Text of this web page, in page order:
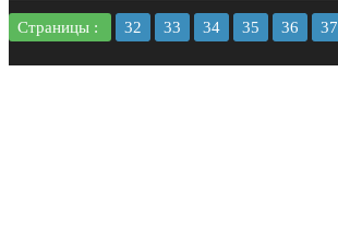
Страницы : 32 33 34 35 36 37